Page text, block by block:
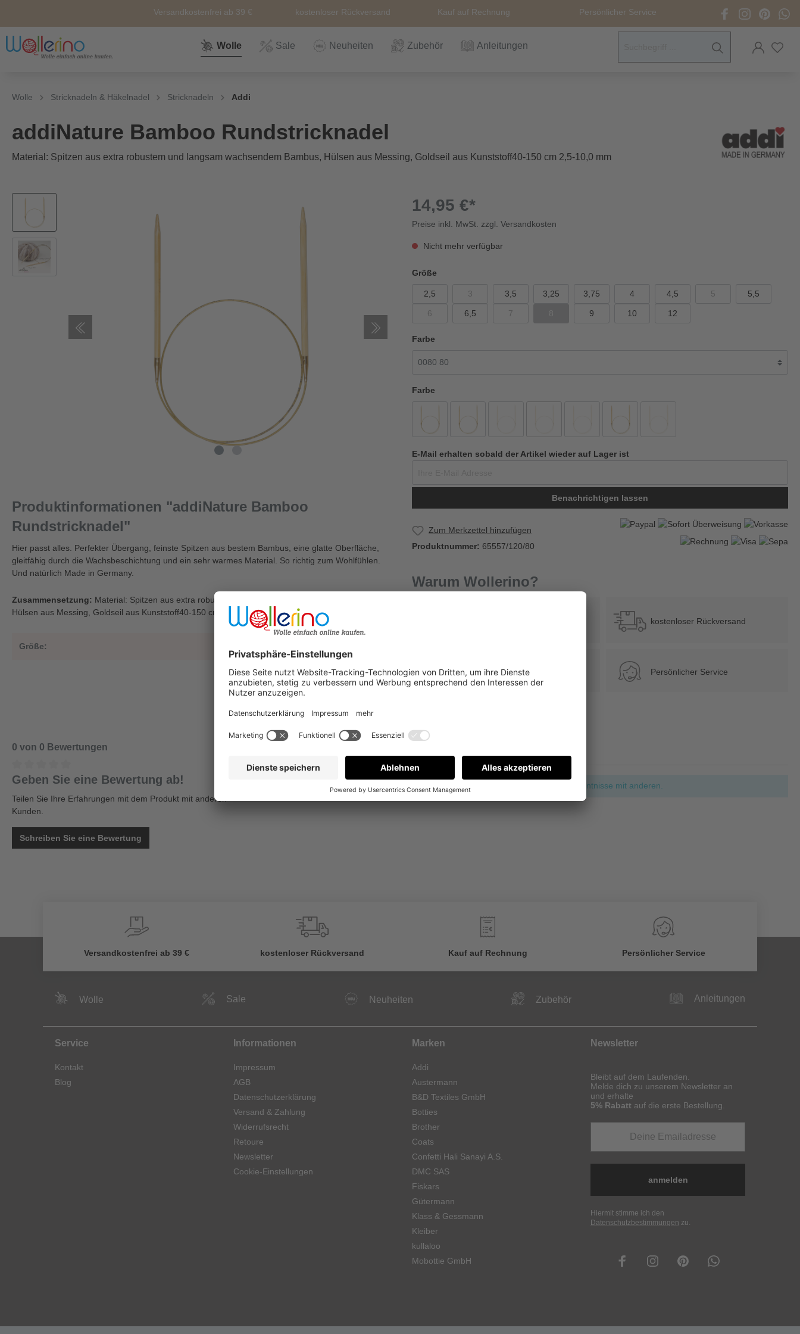
Versandkostenfrei ab 39 € kostenloser Rückversand Kauf auf Rechnung Persönlicher Service
Wolle Sale Neuheiten Zubehör Anleitungen
Neuheiten Häkeln
Sockenwolle Sale
Zubehör Wolle
Wolle Zubehör
Nähkörbe &
Nähkästen
Nähzubehör
Ersatz und
Prym Love Scheneidewerkzeuge
Bücher
Themen Einzelanleitungen
Wolle Stricknadeln & Häkelnadel Stricknadeln Addi
addiNature Bamboo Rundstricknadel
Material: Spitzen aus extra robustem und langsam wachsendem Bambus, Hülsen aus Messing, Goldseil aus Kunststoff40-150 cm 2,5-10,0 mm
Produktinformationen "addiNature Bamboo
Rundstricknadel"
Hier passt alles. Perfekter Übergang, feinste Spitzen aus bestem Bambus, eine glatte Oberfläche,
gleitfähig durch die Wachsbeschichtung und ein sehr warmes Material. So richtig zum Wohlfühlen.
Und natürlich Made in Germany.
Zusammensetzung: Material: Spitzen aus extra robustem und langsam wachsendem Bambus,
Hülsen aus Messing, Goldseil aus Kunststoff40-150 cm 2,5-10,0 mm
Größe:
14,95 €*
Preise inkl. MwSt. zzgl. Versandkosten
Nicht mehr verfügbar
Größe
2,5 3 3,5 3,25 3,75 4 4,5 5 5,5
6 6,5 7 9 10 12
Farbe
Farbe
E-Mail erhalten sobald der Artikel wieder auf Lager ist
Benachrichtigen lassen
Zum Merkzettel hinzufügen
Produktnummer: 65557/120/80
Warum Wollerino?
kostenloser Rückversand
Kauf auf Rechnung Persönlicher Service
0 von 0 Bewertungen
Geben Sie eine Bewertung ab!
Teilen Sie Ihre Erfahrungen mit dem Produkt mit anderen
Kunden.
Schreiben Sie eine Bewertung
Keine Bewertungen gefunden. Gehen Sie voran und teilen Sie Ihre Erkenntnisse mit anderen.
Versandkostenfrei ab 39 € kostenloser Rückversand
€
Kauf auf Rechnung Persönlicher Service
Wolle Sale Neuheiten Zubehör Anleitungen
Service
Kontakt
Blog
Informationen
Impressum
AGB
Datenschutzerklärung
Versand & Zahlung
Widerrufsrecht
Retoure
Newsletter
Cookie-Einstellungen
Marken
Addi
Austermann
B&D Textiles GmbH
Botties
Brother
Coats
Confetti Hali Sanayi A.S.
DMC SAS
Fiskars
Gütermann
Klass & Gessmann
Kleiber
kullaloo
Mobottie GmbH
Newsletter
Bleibt auf dem Laufenden.
Melde dich zu unserem Newsletter an
und erhalte
5% Rabatt auf die erste Bestellung.
anmelden
Hiermit stimme ich den
Datenschutzbestimmungen zu.